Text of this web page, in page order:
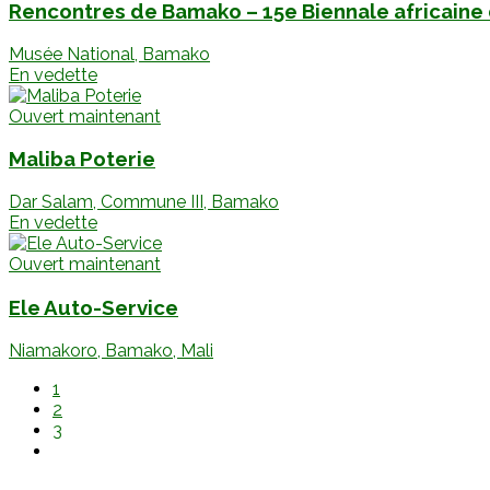
Rencontres de Bamako – 15e Biennale
Musée National, Bamako
En vedette
Ouvert maintenant
Maliba Poterie
Dar Salam, Commune III, Bamako
En vedette
Ouvert maintenant
Ele Auto-Service
Niamakoro, Bamako, Mali
1
2
3